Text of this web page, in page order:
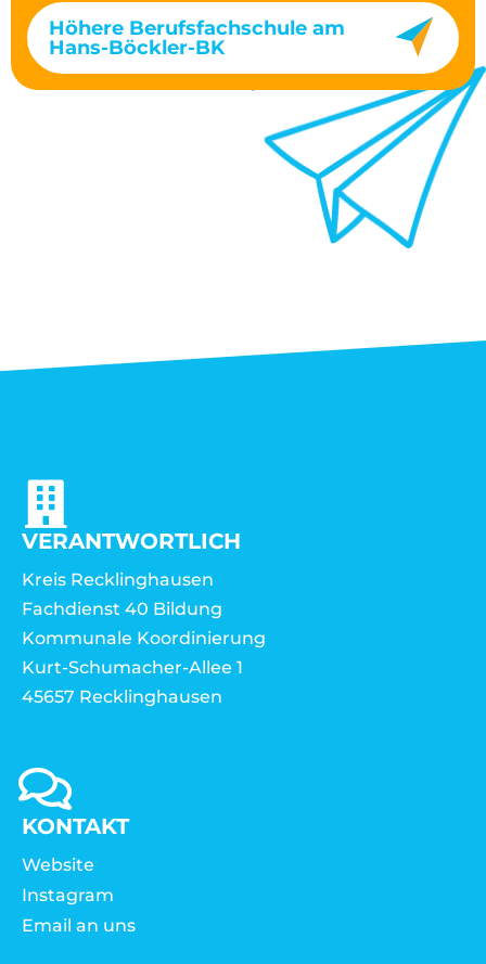
Höhere Berufsfachschule am
Hans-Böckler-BK
VERANTWORTLICH
Kreis Recklinghausen
Fachdienst 40 Bildung
Kommunale Koordinierung
Kurt-Schumacher-Allee 1
45657 Recklinghausen
KONTAKT
Website
Instagram
Email an uns